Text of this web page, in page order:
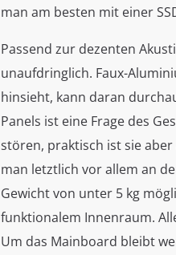
man am besten mit einer
Passend zur dezenten
unaufdringlich. Faux-
hinsieht, kann daran
Panels ist eine Frage des
stören, praktisch ist sie
man letztlich vor allem an
Gewicht von unter 5 kg
funktionalem Innenraum.
Um das Mainboard bleibt